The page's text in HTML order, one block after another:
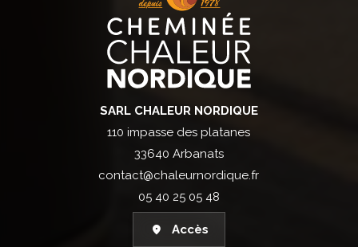
SARL CHALEUR NORDIQUE
110 impasse des platanes
33640 Arbanats
contact@chaleurnordique.fr
05 40 25 05 48
Accès